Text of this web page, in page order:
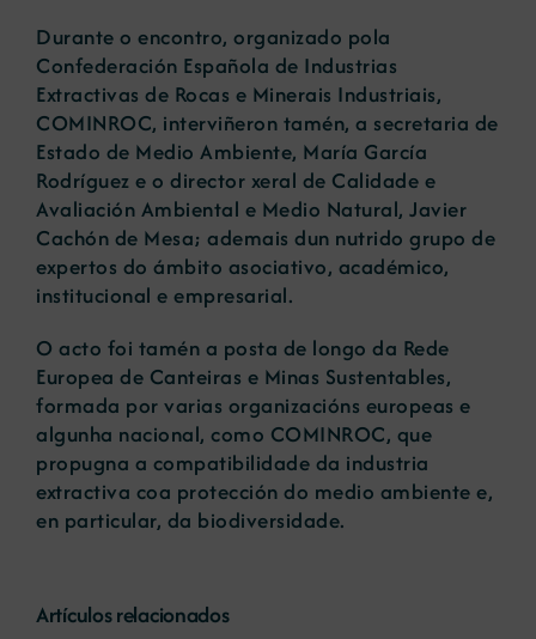
Durante o encontro, organizado pola
Confederación Española de Industrias
Extractivas de Rocas e Minerais Industriais,
COMINROC, interviñeron tamén, a secretaria de
Estado de Medio Ambiente, María García
Rodríguez e o director xeral de Calidade e
Avaliación Ambiental e Medio Natural, Javier
Cachón de Mesa; ademais dun nutrido grupo de
expertos do ámbito asociativo, académico,
institucional e empresarial.
O acto foi tamén a posta de longo da Rede
Europea de Canteiras e Minas Sustentables,
formada por varias organizacións europeas e
algunha nacional, como COMINROC, que
propugna a compatibilidade da industria
extractiva coa protección do medio ambiente e,
en particular, da biodiversidade.
Artículos relacionados